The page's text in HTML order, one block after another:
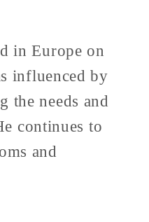
in Europe on
influenced by
the needs and
continues to
and